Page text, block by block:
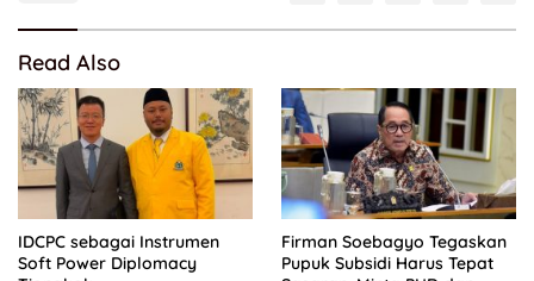
Read Also
IDCPC sebagai Instrumen
Soft Power Diplomacy
Firman Soebagyo Tegaskan
Pupuk Subsidi Harus Tepat